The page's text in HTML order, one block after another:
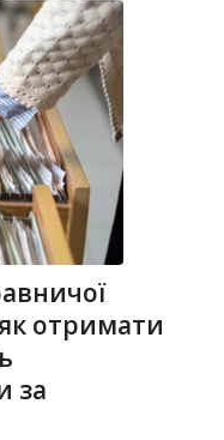
отримати
за